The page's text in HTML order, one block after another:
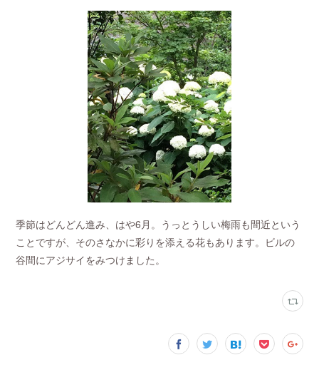
季節はどんどん進み、はや6月。うっとうしい梅雨も間近という
ことですが、そのさなかに彩りを添える花もあります。ビルの
谷間にアジサイをみつけました。